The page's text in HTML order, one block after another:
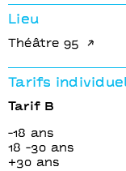
Lieu
Théâtre 95
Tarifs
Tarif B
-18 ans
18 -30 ans
+30 ans